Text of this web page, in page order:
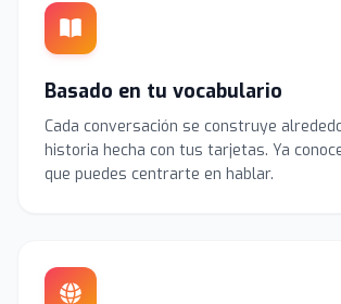
Basado en tu vocabulario
Cada conversación se construye
historia hecha con tus tarjetas. Ya
que puedes centrarte en hablar.